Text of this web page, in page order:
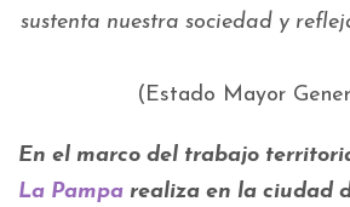
sustenta nuestra sociedad y
(Estado Mayor
En el marco del trabajo
La Pampa realiza en la ciudad